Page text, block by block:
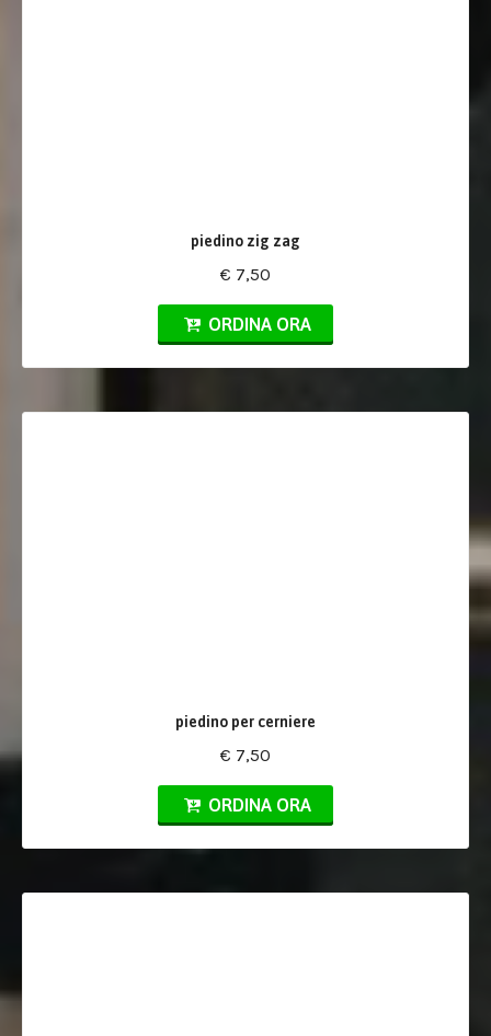
piedino zig zag
€ 7,50
ORDINA ORA
piedino per cerniere
€ 7,50
ORDINA ORA